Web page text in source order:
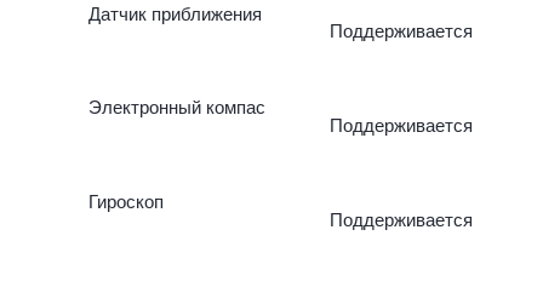
Датчик приближения
Поддерживается
Электронный компас
Поддерживается
Гироскоп
Поддерживается